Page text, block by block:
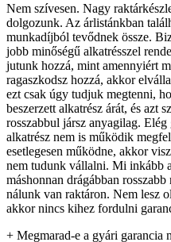
Nem szívesen. Nagy
dolgozunk. Az árlistánkban
munkadíjból tevődnek össze.
jobb minőségű alkatrésszel
jutunk hozzá, mint amennyiért
ragaszkodsz hozzá, akkor
ezt csak úgy tudjuk megtenni,
beszerzett alkatrész árát, és azt
rosszabbul jársz anyagilag.
alkatrész nem is működik
esetlegesen működne, akkor
nem tudunk vállalni. Mi inkább
máshonnan drágábban
nálunk van raktáron. Nem lesz
akkor nincs kihez fordulni
+ Megmarad-e a gyári garancia